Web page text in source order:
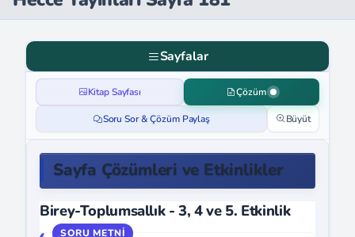
Sayfalar
Kitap Sayfası Çözüm
Soru Sor & Çözüm Paylaş Büyüt
Sayfa Çözümleri ve Etkinlikler
Birey-Toplumsallık - 3, 4 ve 5. Etkinlik